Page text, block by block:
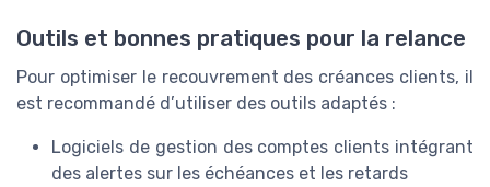
Outils et bonnes pratiques pour la relance
Pour optimiser le recouvrement des créances clients, il
est recommandé d’utiliser des outils adaptés :
Logiciels de gestion des comptes clients intégrant
des alertes sur les échéances et les retards